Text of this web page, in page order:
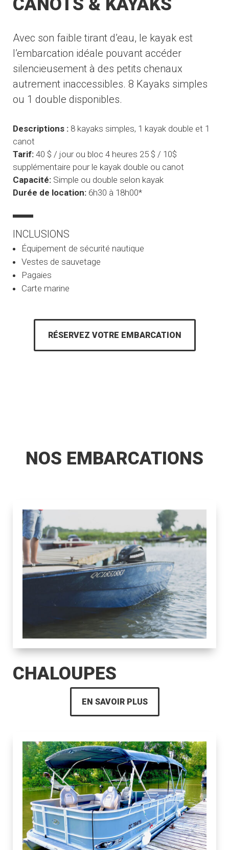
CANOTS & KAYAKS
Avec son faible tirant d’eau, le kayak est
l’embarcation idéale pouvant accéder
silencieusement à des petits chenaux
autrement inaccessibles. 8 Kayaks simples
ou 1 double disponibles.
Descriptions : 8 kayaks simples, 1 kayak double et 1
canot
Tarif: 40 $ / jour ou bloc 4 heures 25 $ / 10$
supplémentaire pour le kayak double ou canot
Capacité: Simple ou double selon kayak
Durée de location: 6h30 à 18h00*
INCLUSIONS
Équipement de sécurité nautique
Vestes de sauvetage
Pagaies
Carte marine
RÉSERVEZ VOTRE EMBARCATION
NOS EMBARCATIONS
CHALOUPES
EN SAVOIR PLUS